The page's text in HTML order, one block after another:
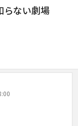
ない劇場